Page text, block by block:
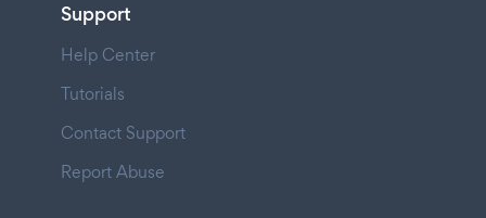
Support
Help Center
Tutorials
Contact Support
Report Abuse